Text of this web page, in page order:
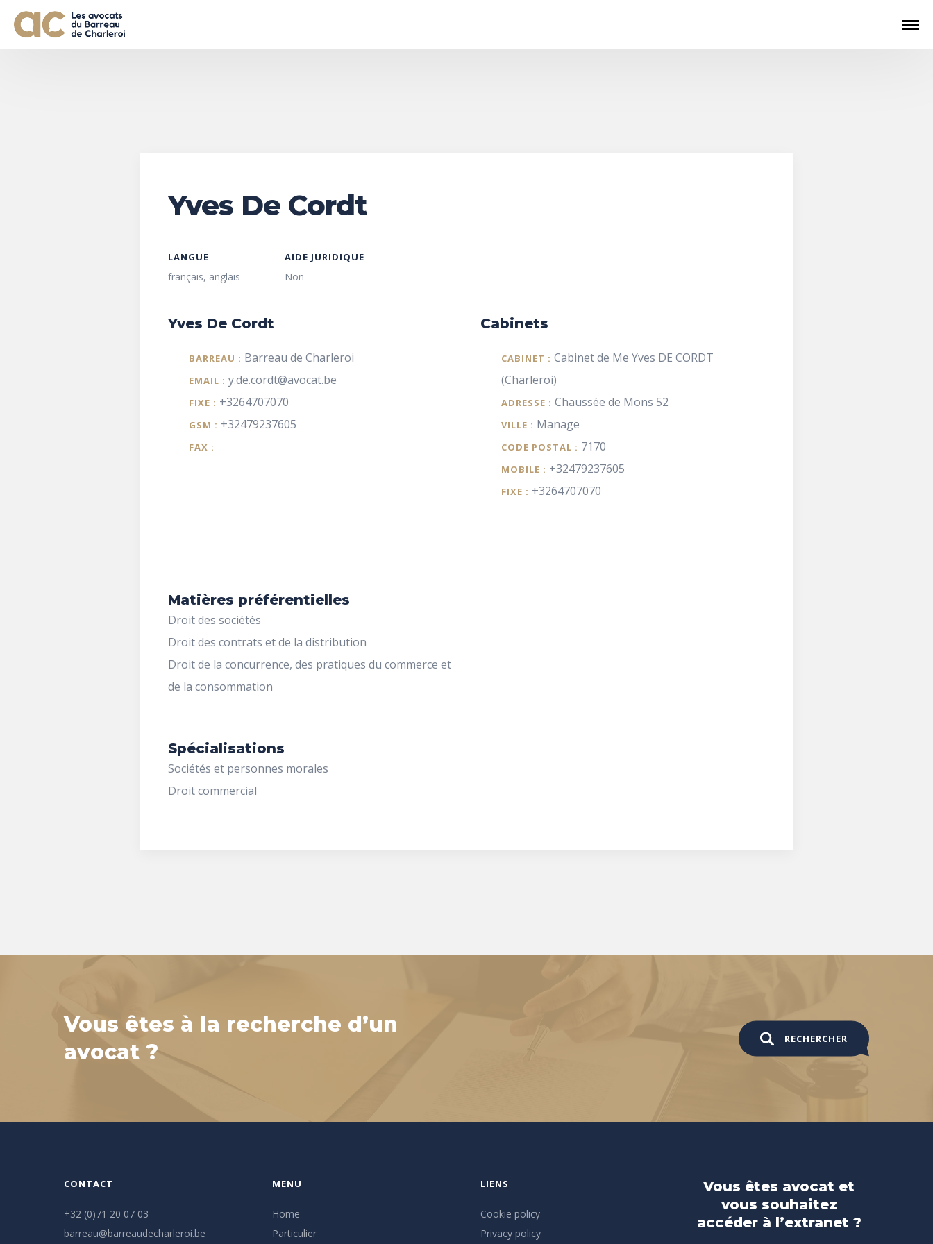
Yves De Cordt
LANGUE
français, anglais
AIDE JURIDIQUE
Non
Yves De Cordt
BARREAU : Barreau de Charleroi
EMAIL : y.de.cordt@avocat.be
FIXE : +3264707070
GSM : +32479237605
FAX :
Cabinets
CABINET : Cabinet de Me Yves DE CORDT
(Charleroi)
ADRESSE : Chaussée de Mons 52
VILLE : Manage
CODE POSTAL : 7170
MOBILE : +32479237605
FIXE : +3264707070
Matières préférentielles
Droit des sociétés
Droit des contrats et de la distribution
Droit de la concurrence, des pratiques du commerce et
de la consommation
Spécialisations
Sociétés et personnes morales
Droit commercial
Vous êtes à la recherche d’un
avocat ?
RECHERCHER
CONTACT
+32 (0)71 20 07 03
barreau@barreaudecharleroi.be
MENU
Home
Particulier
LIENS
Cookie policy
Privacy policy
Vous êtes avocat et
vous souhaitez
accéder à l’extranet ?